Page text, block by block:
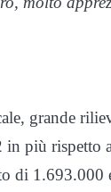
grande
in più
di